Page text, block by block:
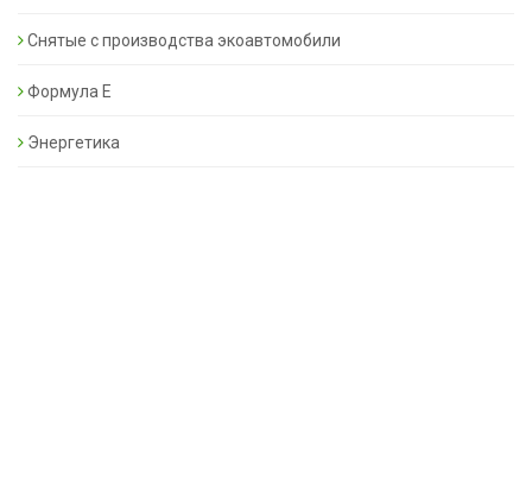
Снятые с производства экоавтомобили
Формула Е
Энергетика